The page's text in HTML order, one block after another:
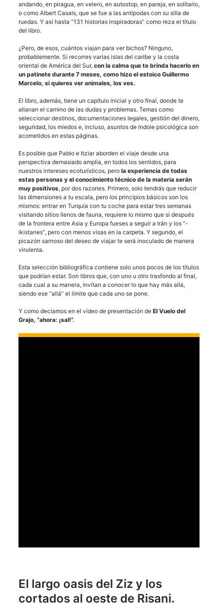
andando, en piragua, en velero, en autostop, en pareja, en solitario,
o como Albert Casals, que se fue a las antípodas con su silla de
ruedas. Y así hasta “131 historias inspiradoras” como reza el título
del libro.
¿Pero, de esos, cuántos viajan para ver bichos? Ninguno,
probablemente. Si recorres varias islas del caribe y la costa
oriental de América del Sur, con la calma que te brinda hacerlo en
un patinete durante 7 meses, como hizo el estoico Guillermo
Marcelo, si quieres ver animales, los ves.
El libro, además, tiene un capítulo inicial y otro final, donde te
allanan el camino de las dudas y problemas. Temas como
seleccionar destinos, documentaciones legales, gestión del dinero,
seguridad, los miedos e, incluso, asuntos de índole psicológica son
acometidos en estas páginas.
Es posible que Pablo e Itziar aborden el viaje desde una
perspectiva demasiado amplia, en todos los sentidos, para
nuestros intereses ecoturísticos, pero la experiencia de todas
estas personas y el conocimiento técnico de la materia serán
muy positivos, por dos razones. Primero, solo tendrás que reducir
las dimensiones a tu escala, pero los principios básicos son los
mismos: entrar en Turquía con tu coche para estar tres semanas
visitando sitios llenos de fauna, requiere lo mismo que si después
de la frontera entre Asia y Europa fueses a seguir a Irán y los “-
ikistanes”, pero con menos visas en la carpeta. Y segundo, el
picazón sarnoso del deseo de viajar te será inoculado de manera
virulenta.
Esta selección bibliográfica contiene solo unos pocos de los títulos
que podrían estar. Son libros que, con uno u otro trasfondo al final,
cada cual a su manera, invitan a conocer lo que hay más allá,
siendo ese “allá” el límite que cada uno se pone.
Y como decíamos en el vídeo de presentación de El Vuelo del
Grajo, “ahora: ¡sal!”.
El largo oasis del Ziz y los
cortados al oeste de Risani.